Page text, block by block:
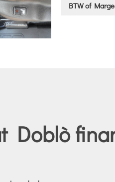
BTW of
Doblò